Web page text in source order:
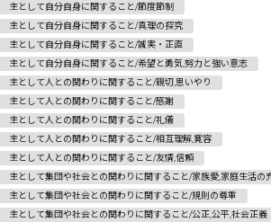
主として自分自身に関すること/節度節制
主として自分自身に関すること/真理の探究
主として自分自身に関すること/誠実・正直
主として自分自身に関すること/希望と勇気,努力と強い意志
主として人との関わりに関すること/親切,思いやり
主として人との関わりに関すること/感謝
主として人との関わりに関すること/礼儀
主として人との関わりに関すること/相互理解,寛容
主として人との関わりに関すること/友情,信頼
主として集団や社会との関わりに関すること/家族愛,家庭生活の
主として集団や社会との関わりに関すること/規則の尊重
主として集団や社会との関わりに関すること/公正,公平,社会正義